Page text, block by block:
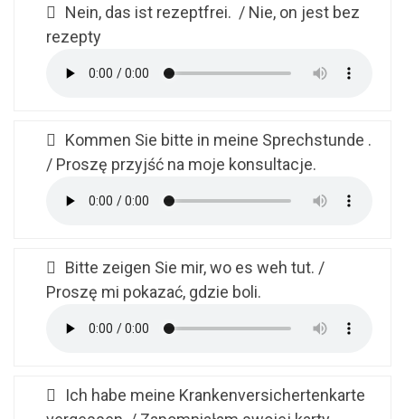
Nein, das ist rezeptfrei. / Nie, on jest bez
rezepty
Kommen Sie bitte in meine Sprechstunde .
/ Proszę przyjść na moje konsultacje.
Bitte zeigen Sie mir, wo es weh tut. /
Proszę mi pokazać, gdzie boli.
Ich habe meine Krankenversichertenkarte